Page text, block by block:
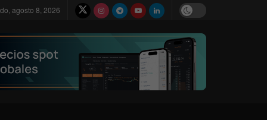
agosto 8, 2026